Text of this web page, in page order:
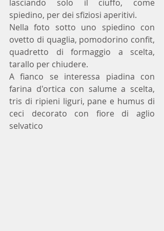
lasciando solo il ciuffo, come
spiedino, per dei sfiziosi aperitivi.
Nella foto sotto uno spiedino con
ovetto di quaglia, pomodorino confit,
quadretto di formaggio a scelta,
tarallo per chiudere.
A fianco se interessa piadina con
farina d'ortica con salume a scelta,
tris di ripieni liguri, pane e humus di
ceci decorato con fiore di aglio
selvatico